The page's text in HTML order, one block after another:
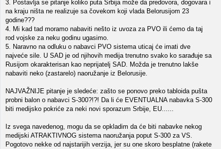
3. Postavlja se pitanje koliko puta Srbija može da predovora, dogovara i
na kraju ništa ne realizuje sa čovekom koji vlada Belorusijom 23
godine???
4. Mi kad tad moramo nabaviti nešto iz uvoza za PVO ili ćemo da taj
rod vojske za neku godinu ugasimo.
5. Naravno na odluku o nabavci PVO sistema uticaj će imati dve
najveće sile. U SAD je od njihovih medija trenutno svako ko sarađuje sa
Rusijom okarakterisan kao neprijatelj SAD. Možda je trenutno lakše
nabaviti neko (zastarelo) naoružanje iz Belorusije.
NAJVAŽNIJE pitanje je sledeće: zašto se ponovo preko tabloida pušta
probni balon o nabavci S-300?!?! Da li će EVENTUALNA nabavka S-300
biti medijsko pokriće za neki novi sporazum Srbije, EU......
Iz svega navedenog, mogu da se opkladim da će biti nabavke nekog
medijski ATRAKTIVNOG sistema naoružanja poput S-300 za VS.
Pogotovo nekke od najstarijih verzija, jer su one skoro besplatne (rakete